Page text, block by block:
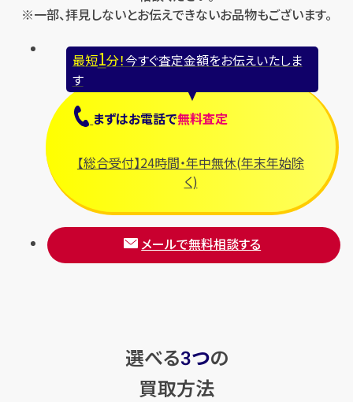
※一部、拝見しないとお伝えできないお品物もございます。
最短1分！今すぐ査定金額をお伝えいたしま
す
まずはお電話で無料査定
【総合受付】24時間・年中無休(年末年始除
く)
メールで無料相談する
選べる3つの
買取方法